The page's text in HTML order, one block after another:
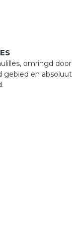
omringd door
gebied en absoluut